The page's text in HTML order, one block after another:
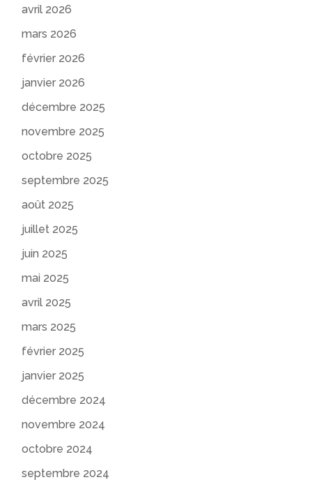
avril 2026
mars 2026
février 2026
janvier 2026
décembre 2025
novembre 2025
octobre 2025
septembre 2025
août 2025
juillet 2025
juin 2025
mai 2025
avril 2025
mars 2025
février 2025
janvier 2025
décembre 2024
novembre 2024
octobre 2024
septembre 2024